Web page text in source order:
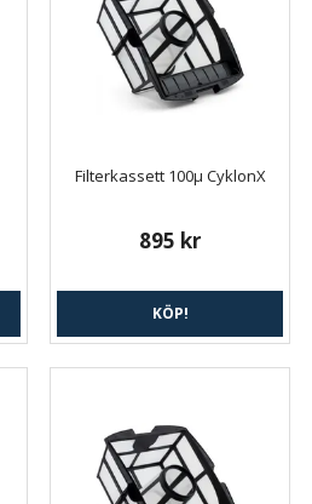
Filterkassett 100µ CyklonX
895 kr
KÖP!